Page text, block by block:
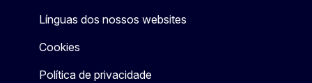
Línguas dos nossos websites
Cookies
Política de privacidade